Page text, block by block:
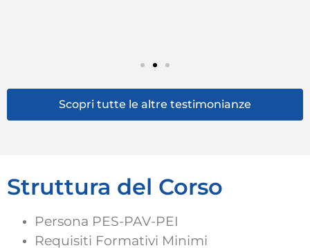
Scopri tutte le altre testimonianze
Struttura del Corso
Persona PES-PAV-PEI
Requisiti Formativi Minimi